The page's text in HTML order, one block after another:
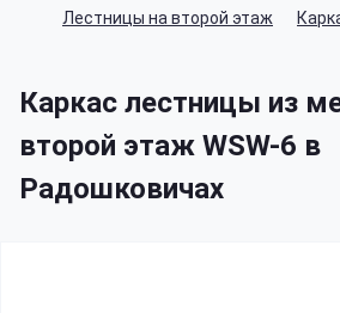
Лестницы на второй этаж
Каркас лестницы из
второй этаж WSW-6 в
Радошковичах